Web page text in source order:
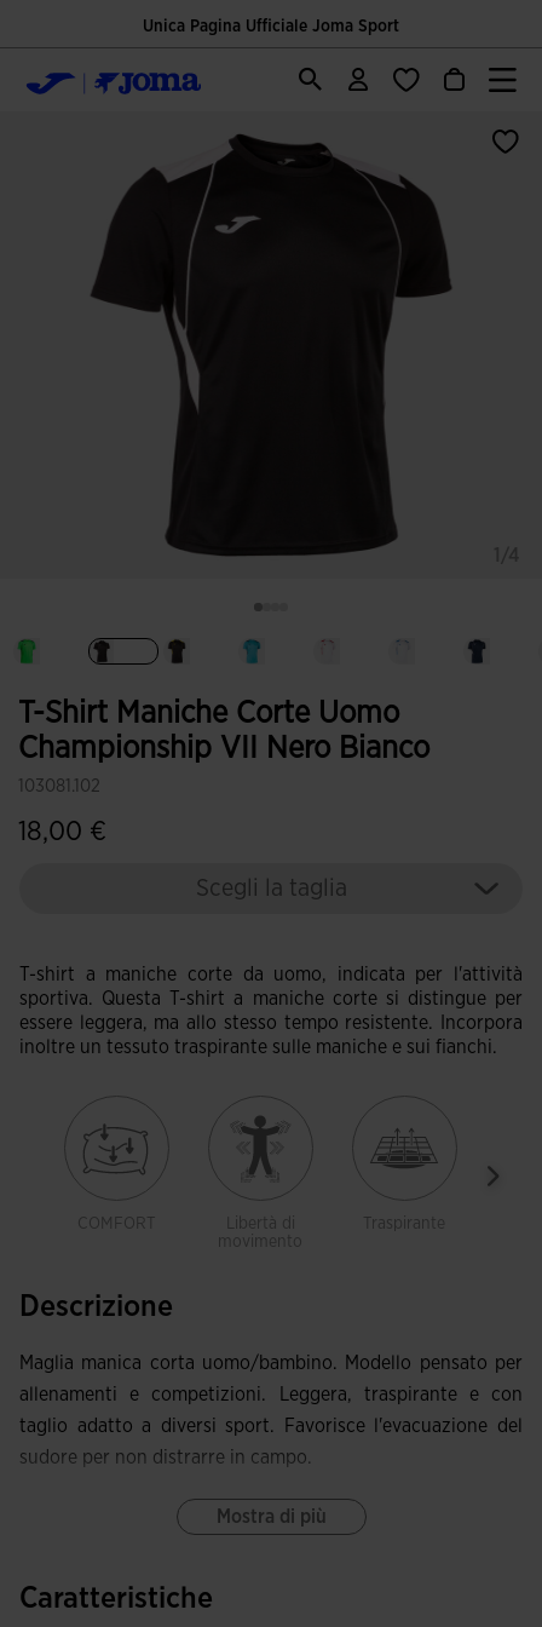
Unica Pagina Ufficiale Joma Sport
T-Shirt Maniche Corte Uomo
Championship VII Nero Bianco
103081.102
18,00 €
Scegli la taglia
T-shirt a maniche corte da uomo, indicata per l'attività
sportiva. Questa T-shirt a maniche corte si distingue per
essere leggera, ma allo stesso tempo resistente. Incorpora
inoltre un tessuto traspirante sulle maniche e sui fianchi.
COMFORT
Libertà di
movimento
Traspirante
Descrizione
Maglia manica corta uomo/bambino. Modello pensato per
allenamenti e competizioni. Leggera, traspirante e con
taglio adatto a diversi sport. Favorisce l'evacuazione del
sudore per non distrarre in campo.
Questa maglia presenta collo rotondo e cuciture anteriori
Mostra di più
Caratteristiche